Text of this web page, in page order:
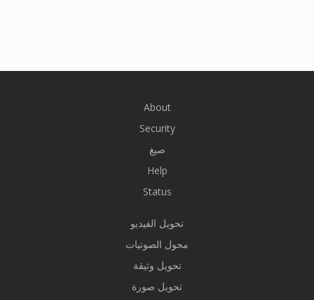
About
Security
صيغ
Help
Status
تحويل الفيديو
محول الصوتيات
تحويل وثيقة
تحويل صورة